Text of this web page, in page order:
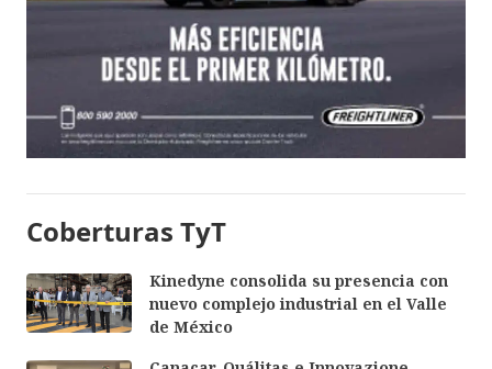
Coberturas TyT
Kinedyne consolida su presencia con
nuevo complejo industrial en el Valle
de México